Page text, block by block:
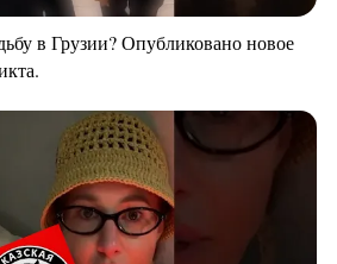
в Грузии? Опубликовано новое